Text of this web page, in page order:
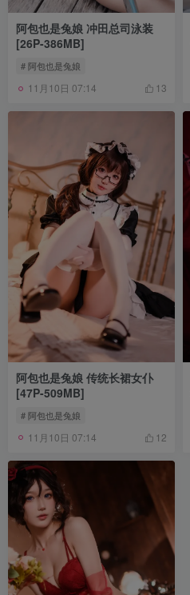
阿包也是兔娘 冲田总司泳装
[26P-386MB]
# 阿包也是兔娘
11月10日 07:14 13
阿包也是兔娘 传统长裙女仆
[47P-509MB]
# 阿包也是兔娘
11月10日 07:14 12